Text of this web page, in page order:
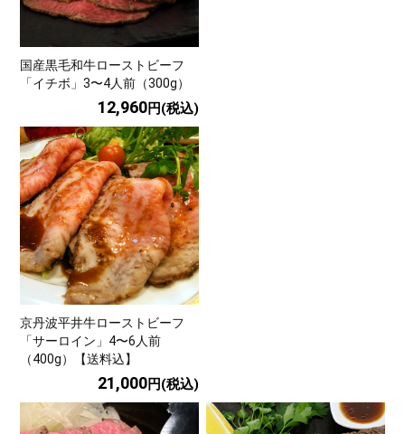
国産黒毛和牛ローストビーフ
「イチボ」3〜4人前（300g）
12,960円(税込)
京丹波平井牛ローストビーフ
「サーロイン」4〜6人前
（400g）【送料込】
21,000円(税込)